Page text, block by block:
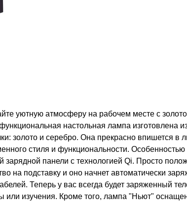
уютную атмосферу на рабочем месте с
настольная лампа изготовлена
золото и серебро. Она прекрасно впишется в
стиля и функциональности.
зарядной панели с технологией Qi. Просто
на подставку и оно начнет автоматически
Теперь у вас всегда будет заряженный
или изучения. Кроме того, лампа "Ньют"